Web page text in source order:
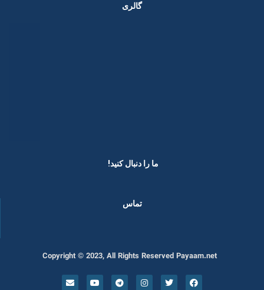
گالری
ما را دنبال کنید! ​
تماس
Copyright © 2023, All Rights Reserved Payaam.net